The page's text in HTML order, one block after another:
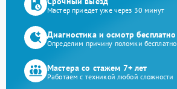
Мастер приедет уже через 30 минут
Диагностика и осмотр бесплатно
Определим причину поломки бесплатно
Мастера со стажем 7+ лет
Работаем с техникой любой сложности